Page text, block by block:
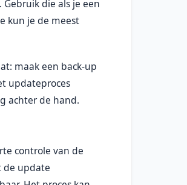
die als je een
kun je de meest
maak een back-up
updateproces
achter de hand.
controle van de
de update